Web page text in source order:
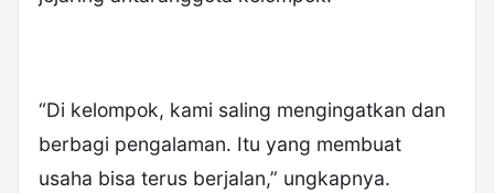
“Di kelompok, kami saling mengingatkan dan
berbagi pengalaman. Itu yang membuat
usaha bisa terus berjalan,” ungkapnya.